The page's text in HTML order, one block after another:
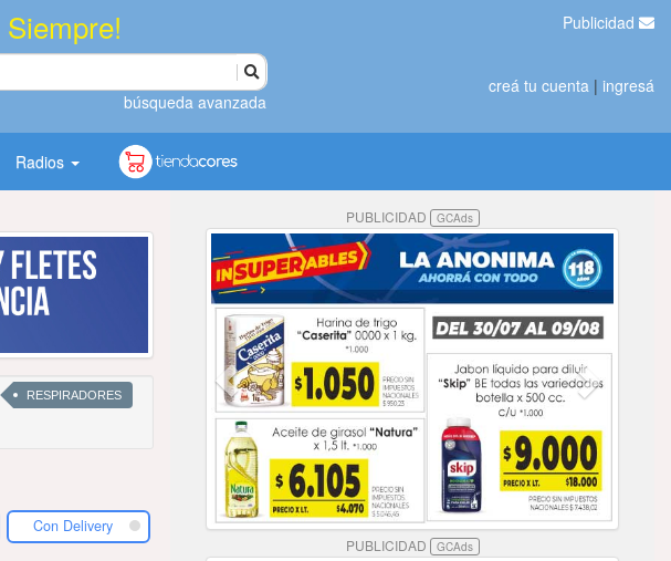
Siempre!
búsqueda avanzada
Publicidad
creá tu cuenta | ingresá
Radios
RESPIRADORES
Con Delivery
PUBLICIDAD GCAds
PUBLICIDAD GCAds